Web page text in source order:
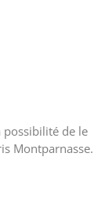
possibilité de le
Montparnasse.